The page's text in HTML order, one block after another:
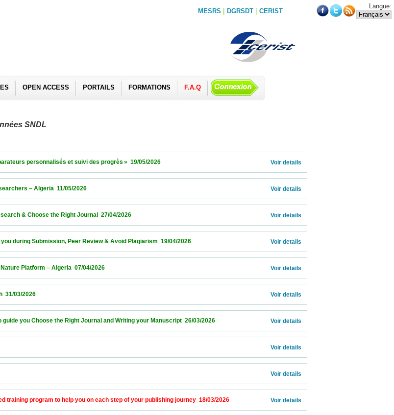
MESRS | DGRSDT | CERIST
Langue:
OPEN ACCESS PORTAILS FORMATIONS F.A.Q
SNDL
personnalisés et suivi des progrès »  19/05/2026 Voir details
Researchers – Algeria  11/05/2026 Voir details
Research & Choose the Right Journal  27/04/2026 Voir details
you during Submission, Peer Review & Avoid Plagiarism  19/04/2026 Voir details
Nature Platform – Algeria  07/04/2026 Voir details
31/03/2026 Voir details
to guide you Choose the Right Journal and Writing your Manuscript  26/03/2026 Voir details
03/2026 Voir details
Voir details
training program to help you on each step of your publishing journey  18/03/2026 Voir details